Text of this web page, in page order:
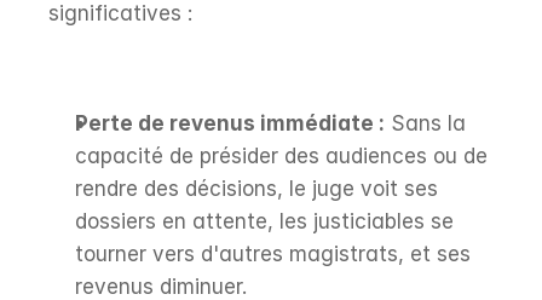
significatives :
Perte de revenus immédiate : Sans la
capacité de présider des audiences ou de
rendre des décisions, le juge voit ses
dossiers en attente, les justiciables se
tourner vers d'autres magistrats, et ses
revenus diminuer.